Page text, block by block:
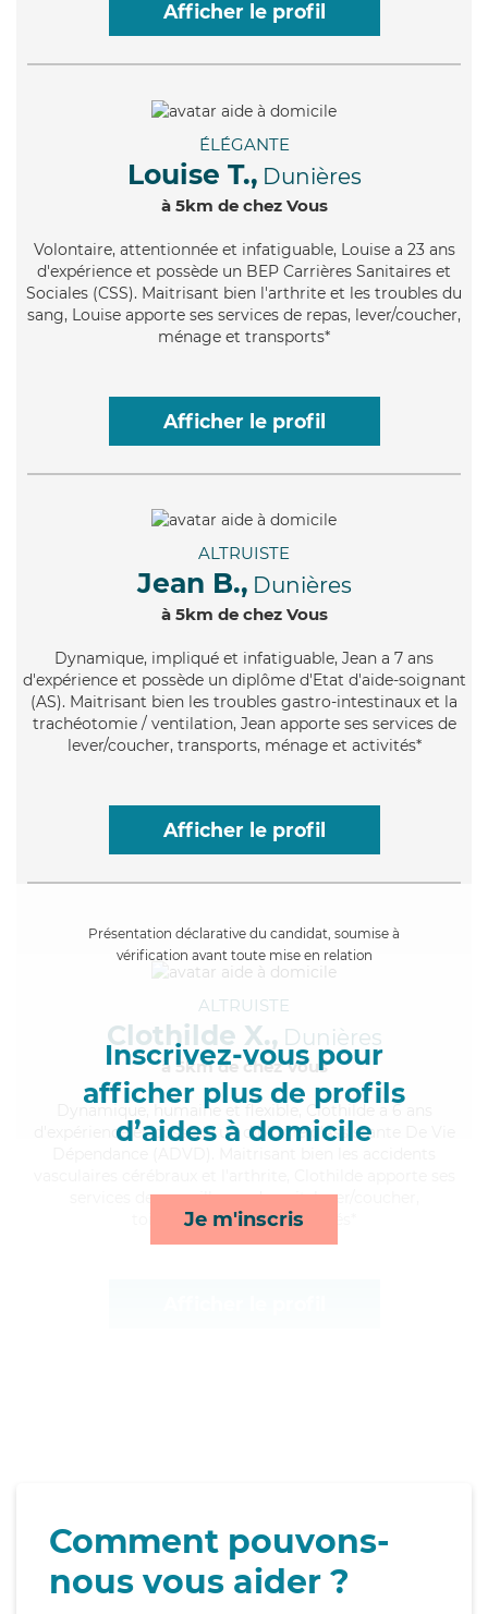
Afficher le profil
ÉLÉGANTE
Louise T., Dunières
à 5km de chez Vous
Volontaire, attentionnée et infatiguable, Louise a 23 ans
d'expérience et possède un BEP Carrières Sanitaires et
Sociales (CSS). Maitrisant bien l'arthrite et les troubles du
sang, Louise apporte ses services de repas, lever/coucher,
ménage et transports*
Afficher le profil
ALTRUISTE
Jean B., Dunières
à 5km de chez Vous
Dynamique, impliqué et infatiguable, Jean a 7 ans
d'expérience et possède un diplôme d'Etat d'aide-soignant
(AS). Maitrisant bien les troubles gastro-intestinaux et la
trachéotomie / ventilation, Jean apporte ses services de
lever/coucher, transports, ménage et activités*
Afficher le profil
Présentation déclarative du candidat, soumise à
vérification avant toute mise en relation
Inscrivez-vous pour
afficher plus de profils
d’aides à domicile
Je m'inscris
ALTRUISTE
Clothilde X., Dunières
à 5km de chez Vous
, humaine et flexible, Clothilde a 6 ans
d'expérience et possède un diplôme d'Assistante De Vie
services de surveillance de nuit, lever/coucher,
toilette/habillage et activités*
Comment pouvons-
nous vous aider ?